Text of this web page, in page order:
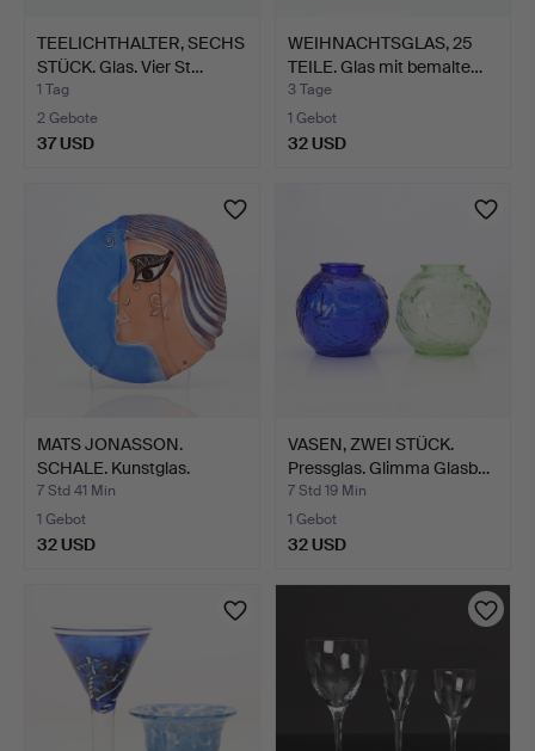
TEELICHTHALTER, SECHS
STÜCK. Glas. Vier St…
1 Tag
2 Gebote
37 USD
WEIHNACHTSGLAS, 25
TEILE. Glas mit bemalte…
3 Tage
1 Gebot
32 USD
MATS JONASSON.
SCHALE. Kunstglas.
Ägyptisi…
7 Std 41 Min
1 Gebot
32 USD
VASEN, ZWEI STÜCK.
Pressglas. Glimma Glasb…
7 Std 19 Min
1 Gebot
32 USD